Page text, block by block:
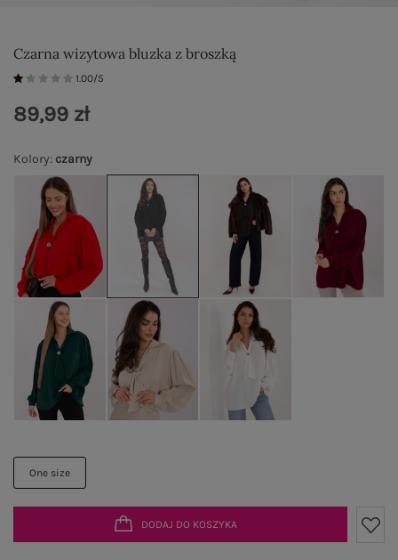
Czarna wizytowa bluzka z broszką
1.00/5
Kolory: czarny
One size
89,99 zł
DODAJ DO KOSZYKA